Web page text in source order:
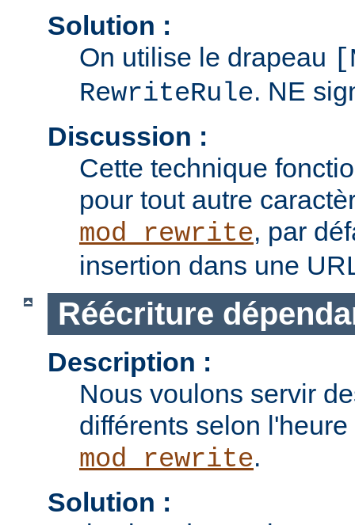
Solution :
On utilise le drapeau
RewriteRule. NE
Discussion :
Cette technique
pour tout autre
mod_rewrite, par
insertion dans une
Réécriture
Description :
Nous voulons servir
différents selon
mod_rewrite.
Solution :